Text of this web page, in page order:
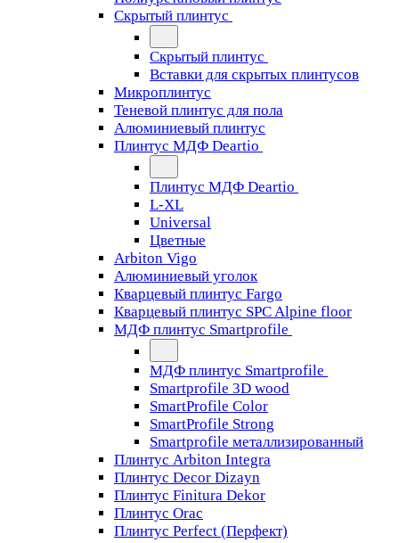
Скрытый плинтус
Скрытый плинтус
Вставки для скрытых плинтусов
Микроплинтус
Теневой плинтус для пола
Алюминиевый плинтус
Плинтус МДФ Deartio
Плинтус МДФ Deartio
L-XL
Universal
Цветные
Arbiton Vigo
Алюминиевый уголок
Кварцевый плинтус Fargo
Кварцевый плинтус SPC Alpine floor
МДФ плинтус Smartprofile
МДФ плинтус Smartprofile
Smartprofile 3D wood
SmartProfile Color
SmartProfile Strong
Smartprofile металлизированный
Плинтус Arbiton Integra
Плинтус Decor Dizayn
Плинтус Finitura Dekor
Плинтус Orac
Плинтус Perfect (Перфект)